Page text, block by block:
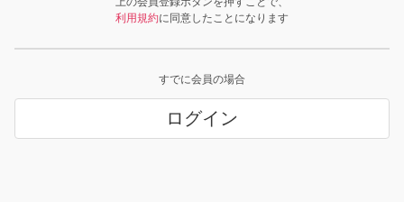
利用規約に同意したことになります
すでに会員の場合
ログイン